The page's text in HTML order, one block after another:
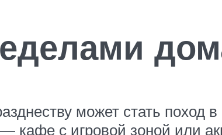
может стать поход
кафе с игровой зоной или